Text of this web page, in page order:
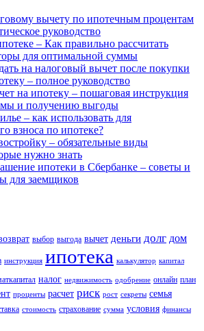
вычету по ипотечным процентам
руководство
– Как правильно рассчитать
для оптимальной суммы
на налоговый вычет после покупки
– полное руководство
на ипотеку – пошаговая инструкция
и получению выгоды
– как использовать для
взноса по ипотеке?
– обязательные виды
нужно знать
ипотеки в Сбербанке – советы и
для заемщиков
выбор выгода вычет деньги долг дом
инструкция ипотека калькулятор капитал
налог недвижимость одобрение онлайн план
проценты расчет риск рост секреты семья
стоимость страхование сумма условия финансы